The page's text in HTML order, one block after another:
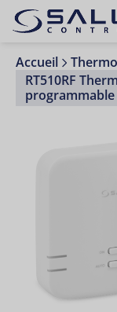
Accueil
RT510RF
programmable